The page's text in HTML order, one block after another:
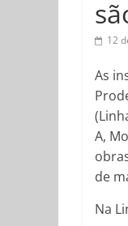
12
As
A,
de
Na